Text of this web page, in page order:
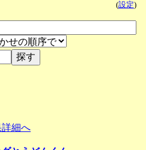
(設定)
細へ